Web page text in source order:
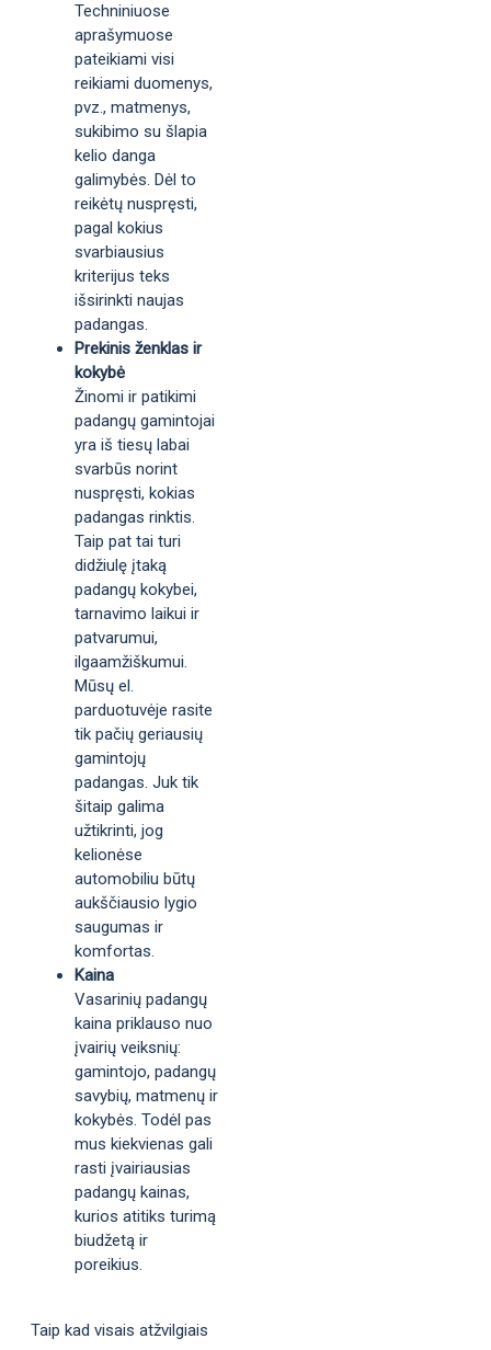
Techniniuose
aprašymuose
pateikiami visi
reikiami duomenys,
pvz., matmenys,
sukibimo su šlapia
kelio danga
galimybės. Dėl to
reikėtų nuspręsti,
pagal kokius
svarbiausius
kriterijus teks
išsirinkti naujas
padangas.
Prekinis ženklas ir
kokybė
Žinomi ir patikimi
padangų gamintojai
yra iš tiesų labai
svarbūs norint
nuspręsti, kokias
padangas rinktis.
Taip pat tai turi
didžiulę įtaką
padangų kokybei,
tarnavimo laikui ir
patvarumui,
ilgaamžiškumui.
Mūsų el.
parduotuvėje rasite
tik pačių geriausių
gamintojų
padangas. Juk tik
šitaip galima
užtikrinti, jog
kelionėse
automobiliu būtų
aukščiausio lygio
saugumas ir
komfortas.
Kaina
Vasarinių padangų
kaina priklauso nuo
įvairių veiksnių:
gamintojo, padangų
savybių, matmenų ir
kokybės. Todėl pas
mus kiekvienas gali
rasti įvairiausias
padangų kainas,
kurios atitiks turimą
biudžetą ir
poreikius.
Taip kad visais atžvilgiais